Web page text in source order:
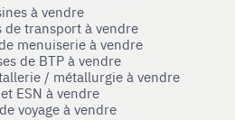
à vendre
de transport à vendre
menuiserie à vendre
de BTP à vendre
/ métallurgie à vendre
ESN à vendre
voyage à vendre